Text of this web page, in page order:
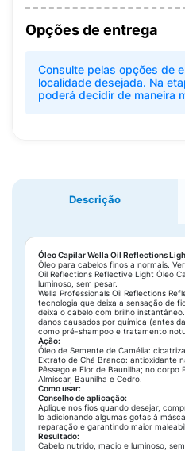
Opções de entrega
Consulte pelas opções de
localidade desejada. Na
poderá decidir de maneira
Descrição
Óleo Capilar Wella Oil Reflections
Óleo para cabelos finos a normais.
Oil Reflections Reflective Light Óleo
luminoso, sem pesar.
Wella Professionals Oil Reflections
tecnologia que deixa a sensação de
deixa o cabelo com brilho
danos causados por química (antes
como pré-shampoo e tratamento
Ação:
Óleo de Semente de Camélia:
Extrato de Chá Branco: antioxidante
Pêssego e Flor de Baunilha; no corpo
Almíscar, Baunilha e Cedro.
Como usar:
Conselho de aplicação:
Aplique nos fios quando desejar,
lo adicionando algumas gotas à
reparação e garantindo maior
Resultado:
Cabelo nutrido, macio e luminoso,